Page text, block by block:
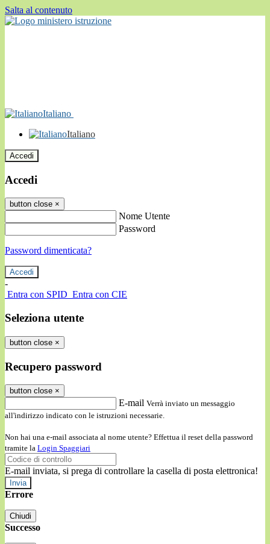
Salta al contenuto
Italiano
Italiano
Accedi
Accedi
button close ×
Nome Utente
Password
Password dimenticata?
-
Entra con SPID Entra con CIE
Seleziona utente
button close ×
Recupero password
button close ×
E-mail Verrà inviato un messaggio
all'indirizzo indicato con le istruzioni necessarie.
Non hai una e-mail associata al nome utente? Effettua il reset della password
tramite la Login Spaggiari
E-mail inviata, si prega di controllare la casella di posta elettronica!
Errore
Chiudi
Successo